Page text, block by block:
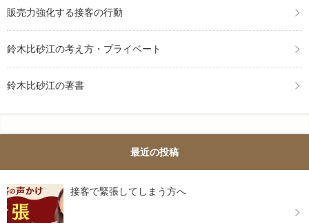
販売力強化する接客の行動
鈴木比砂江の考え方・プライベート
鈴木比砂江の著書
最近の投稿
接客で緊張してしまう方へ